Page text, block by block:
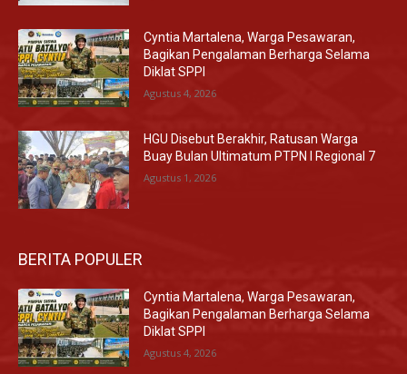
Cyntia Martalena, Warga Pesawaran,
Bagikan Pengalaman Berharga Selama
Diklat SPPI
Agustus 4, 2026
HGU Disebut Berakhir, Ratusan Warga
Buay Bulan Ultimatum PTPN I Regional 7
Agustus 1, 2026
BERITA POPULER
Cyntia Martalena, Warga Pesawaran,
Bagikan Pengalaman Berharga Selama
Diklat SPPI
Agustus 4, 2026